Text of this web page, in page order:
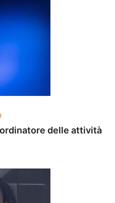
delle attività